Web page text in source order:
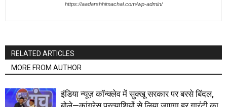
https://aadarshhimachal.com/wp-admin/
RELATED ARTICLES
MORE FROM AUTHOR
इंडिया न्यूज़ कॉन्क्लेव में सुक्खू सरकार पर बरसे बिंदल,